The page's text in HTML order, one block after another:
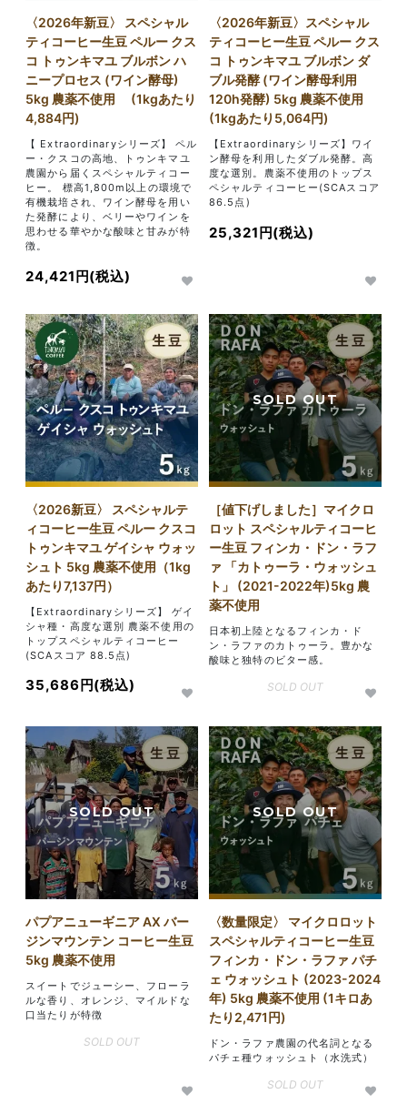
〈2026年新豆〉 スペシャル
ティコーヒー生豆 ペルー クス
コ トゥンキマユ ブルボン ハ
ニープロセス (ワイン酵母)
5kg 農薬不使用 (1kgあたり
4,884円)
【 Extraordinaryシリーズ】 ペル
ー・クスコの高地、トゥンキマユ
農園から届くスペシャルティコー
ヒー。 標高1,800m以上の環境で
有機栽培され、ワイン酵母を用い
た発酵により、ベリーやワインを
思わせる華やかな酸味と甘みが特
徴。
24,421円(税込)
〈2026年新豆〉スペシャル
ティコーヒー生豆 ペルー クス
コ トゥンキマユ ブルボン ダ
ブル発酵 (ワイン酵母利用
120h発酵) 5kg 農薬不使用
(1kgあたり5,064円)
【Extraordinaryシリーズ】ワイ
ン酵母を利用したダブル発酵。高
度な選別。農薬不使用のトップス
ペシャルティコーヒー(SCAスコア
86.5点)
25,321円(税込)
〈2026新豆〉 スペシャルテ
ィコーヒー生豆 ペルー クスコ
トゥンキマユ ゲイシャ ウォッ
シュト 5kg 農薬不使用（1kg
あたり7,137円）
【Extraordinaryシリーズ】 ゲイ
シャ種・高度な選別 農薬不使用の
トップスペシャルティコーヒー
(SCAスコア 88.5点)
35,686円(税込)
［値下げしました］マイクロ
ロット スペシャルティコーヒ
ー生豆 フィンカ・ドン・ラフ
ァ 「カトゥーラ・ウォッシュ
ト」 (2021-2022年)5kg 農
薬不使用
日本初上陸となるフィンカ・ド
ン・ラファのカトゥーラ。豊かな
酸味と独特のビター感。
SOLD OUT
パプアニューギニア AX バー
ジンマウンテン コーヒー生豆
5kg 農薬不使用
スイートでジューシー、フローラ
ルな香り、オレンジ、マイルドな
口当たりが特徴
SOLD OUT
〈数量限定〉 マイクロロット
スペシャルティコーヒー生豆
フィンカ・ドン・ラファ パチ
ェ ウォッシュト (2023-2024
年) 5kg 農薬不使用 (1キロあ
たり2,471円)
ドン・ラファ農園の代名詞となる
パチェ種ウォッシュト（水洗式）
SOLD OUT